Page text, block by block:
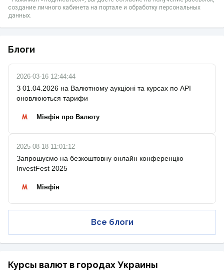
создание личного кабинета на портале и обработку персональных
данных.
Блоги
2026-03-16 12:44:44
З 01.04.2026 на Валютному аукціоні та курсах по API
оновлюються тарифи
Мінфін про Валюту
2025-08-18 11:01:12
Запрошуємо на безкоштовну онлайн конференцію
InvestFest 2025
Мінфін
Все блоги
Курсы валют в городах Украины